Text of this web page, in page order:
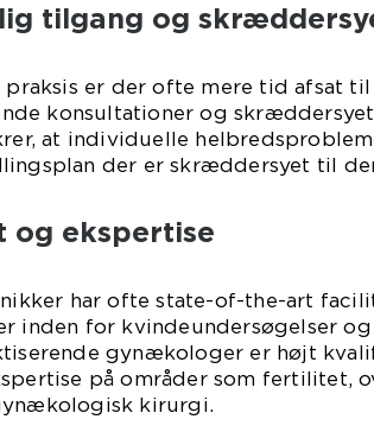
tilgang og
praksis er der ofte mere tid afsat
konsultationer og
at individuelle
der er skræddersyet til
og ekspertise
har ofte state-of-the-art
inden for kvindeundersøgelser og
gynækologer er højt
på områder som fertilitet,
kirurgi.